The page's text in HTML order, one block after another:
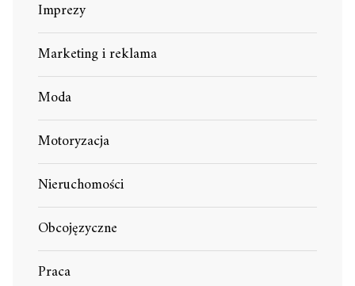
Imprezy
Marketing i reklama
Moda
Motoryzacja
Nieruchomości
Obcojęzyczne
Praca